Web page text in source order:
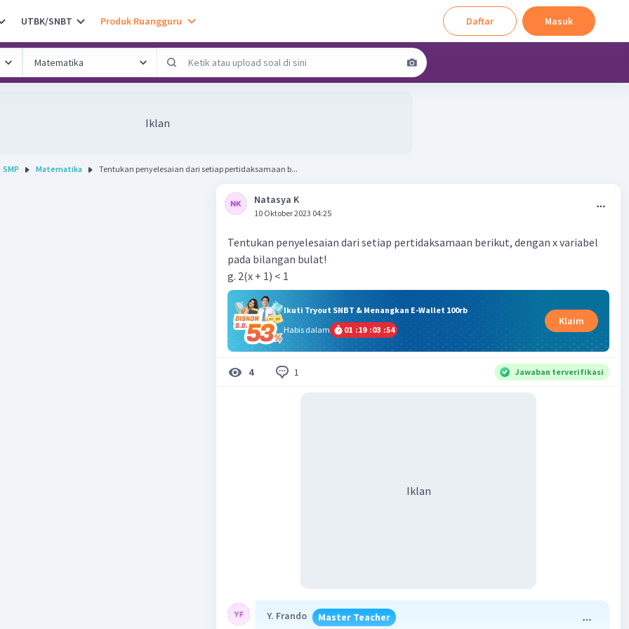
UTBK/SNBT Produk Ruangguru Daftar Masuk
Iklan
SMP Matematika Tentukan penyelesaian dari setiap pertidaksamaan b...
Natasya K
10 Oktober 2023 04:25
Tentukan penyelesaian dari setiap pertidaksamaan berikut, dengan x variabel
pada bilangan bulat!
g. 2(x + 1) < 1
Ikuti Tryout SNBT & Menangkan E-Wallet 100rb
Habis dalam
01 :19 :03 :54
Klaim
4 1 Jawaban terverifikasi
Iklan
Y. Frando Master Teacher